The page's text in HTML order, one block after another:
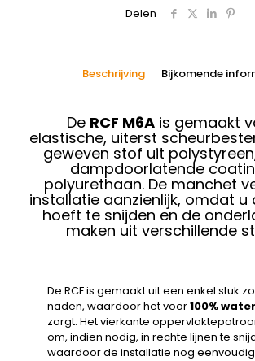
Delen
Beschrijving Bijkomende
De RCF M6A is gemaakt
elastische, uiterst
geweven stof uit
dampdoorlatende
polyurethaan. De manchet
installatie aanzienlijk, omdat u
hoeft te snijden en de
maken uit verschillende
De RCF is gemaakt uit een enkel stuk
naden, waardoor het voor100%
zorgt. Het vierkante
om, indien nodig, in rechte lijnen te
waardoor de installatie nog